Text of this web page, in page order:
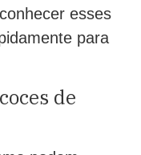
esses
para
de